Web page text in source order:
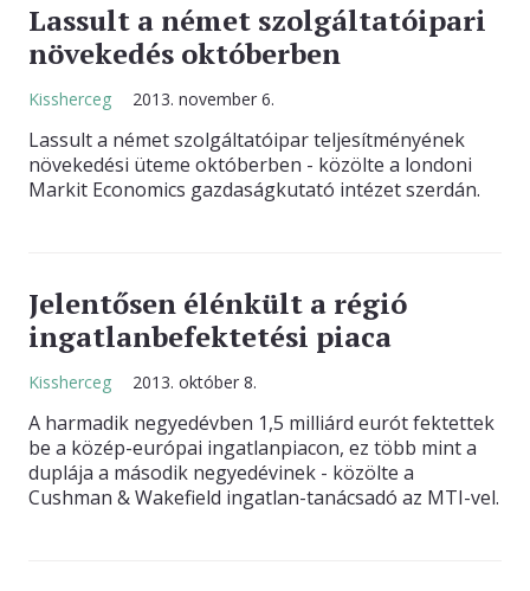
Lassult a német szolgáltatóipari
növekedés októberben
Kissherceg 2013. november 6.
Lassult a német szolgáltatóipar teljesítményének
növekedési üteme októberben - közölte a londoni
Markit Economics gazdaságkutató intézet szerdán.
Jelentősen élénkült a régió
ingatlanbefektetési piaca
Kissherceg 2013. október 8.
A harmadik negyedévben 1,5 milliárd eurót fektettek
be a közép-európai ingatlanpiacon, ez több mint a
duplája a második negyedévinek - közölte a
Cushman & Wakefield ingatlan-tanácsadó az MTI-vel.